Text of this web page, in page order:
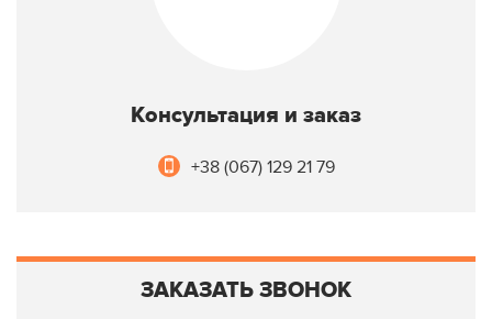
Консультация и заказ
+38 (067) 129 21 79
ЗАКАЗАТЬ ЗВОНОК